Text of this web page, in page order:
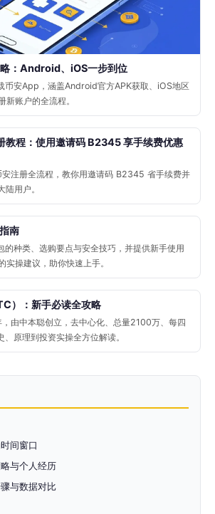
：Android、iOS一步到位
币安App，涵盖Android官方APK获取、iOS地区
账户的全流程。
教程：使用邀请码 B2345 享手续费优惠
注册全流程，教你用邀请码 B2345 省手续费并
用户。
南
的种类、选购要点与安全技巧，并提供新手使用
操建议，助你快速上手。
）：新手必读全攻略
由中本聪创立，去中心化、总量2100万、每四
原理到投资实操全方位解读。
间窗口
与个人经历
与数据对比